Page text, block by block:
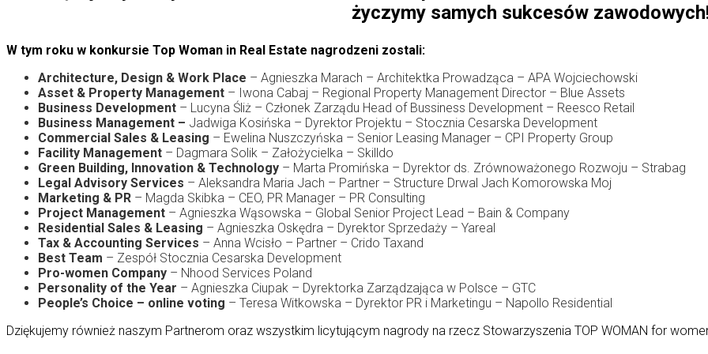
życzymy samych sukcesów
W tym roku w konkursie Top Woman in Real Estate nagrodzeni zostali:
Architecture, Design & Work Place – Agnieszka Marach – Architektka Prowadząca – APA Wojciechowski
Asset & Property Management – Iwona Cabaj – Regional Property Management Director – Blue Assets
Business Development – Lucyna Śliż – Członek Zarządu Head of Bussiness Development – Reesco Retail
Business Management – Jadwiga Kosińska – Dyrektor Projektu – Stocznia Cesarska Development
Commercial Sales & Leasing – Ewelina Nuszczyńska – Senior Leasing Manager – CPI Property Group
Facility Management – Dagmara Solik – Założycielka – Skilldo
Green Building, Innovation & Technology – Marta Promińska – Dyrektor ds. Zrównoważonego Rozwoju – Strabag
Legal Advisory Services – Aleksandra Maria Jach – Partner – Structure Drwal Jach Komorowska Moj
Marketing & PR – Magda Skibka – CEO, PR Manager – PR Consulting
Project Management – Agnieszka Wąsowska – Global Senior Project Lead – Bain & Company
Residential Sales & Leasing – Agnieszka Oskędra – Dyrektor Sprzedaży – Yareal
Tax & Accounting Services – Anna Wcisło – Partner – Crido Taxand
Best Team – Zespół Stocznia Cesarska Development
Pro-women Company – Nhood Services Poland
Personality of the Year – Agnieszka Ciupak – Dyrektorka Zarządzająca w Polsce – GTC
People’s Choice – online voting – Teresa Witkowska – Dyrektor PR i Marketingu – Napollo Residential
Dziękujemy również naszym Partnerom oraz wszystkim licytującym nagrody na rzecz Stowarzyszenia TOP WOMAN for